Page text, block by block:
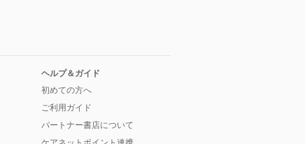
ヘルプ＆ガイド
初めての方へ
ご利用ガイド
パートナー書店について